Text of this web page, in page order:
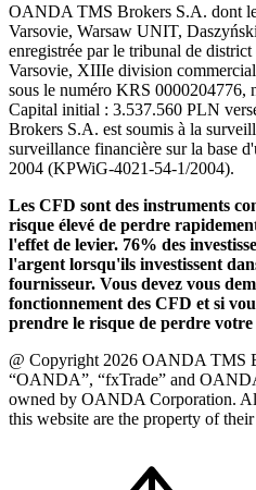
OANDA TMS Brokers S.A. dont le
Varsovie, Warsaw UNIT,
enregistrée par le tribunal de
Varsovie, XIIIe division
sous le numéro KRS 0000204776,
Capital initial : 3.537.560 PLN
Brokers S.A. est soumis à la
surveillance financière sur la base
2004 (KPWiG-4021-54-1/2004).
Les CFD sont des instruments
risque élevé de perdre
l'effet de levier. 76% des
l'argent lorsqu'ils investissent
fournisseur. Vous devez vous
fonctionnement des CFD et si
prendre le risque de perdre
@ Copyright 2026 OANDA TMS
“OANDA”, “fxTrade” and
owned by OANDA Corporation.
this website are the property of